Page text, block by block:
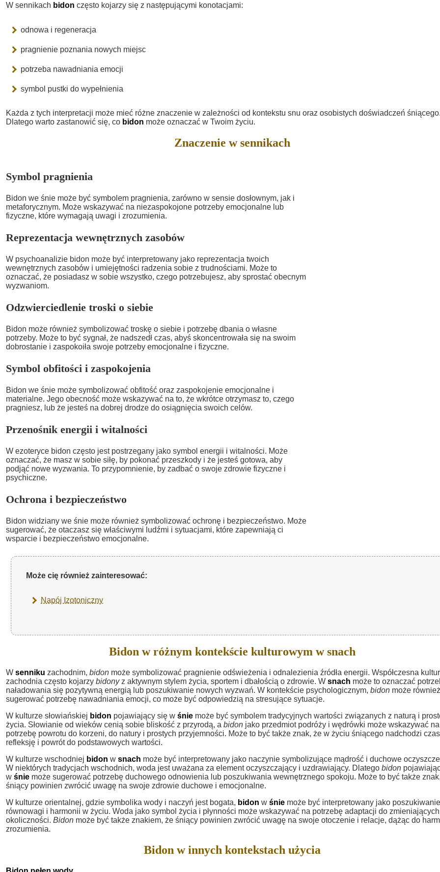
W sennikach bidon często kojarzy się z następującymi konotacjami:
odnowa i regeneracja
pragnienie poznania nowych miejsc
potrzeba nawadniania emocji
symbol pustki do wypełnienia
Każda z tych interpretacji może mieć różne znaczenie w zależności od kontekstu snu oraz osobistych doświadczeń
Dlatego warto zastanowić się, co bidon może oznaczać w Twoim życiu.
Znaczenie w sennikach
Symbol pragnienia
Bidon we śnie może być symbolem pragnienia, zarówno w sensie dosłownym, jak i
metaforycznym. Może wskazywać na niezaspokojone potrzeby emocjonalne lub
fizyczne, które wymagają uwagi i zrozumienia.
Reprezentacja wewnętrznych zasobów
W psychoanalizie bidon może być interpretowany jako reprezentacja twoich
wewnętrznych zasobów i umiejętności radzenia sobie z trudnościami. Może to
oznaczać, że posiadasz w sobie wszystko, czego potrzebujesz, aby sprostać obecnym
wyzwaniom.
Odzwierciedlenie troski o siebie
Bidon może również symbolizować troskę o siebie i potrzebę dbania o własne
potrzeby. Może to być sygnał, że nadszedł czas, abyś skoncentrowała się na swoim
dobrostanie i zaspokoiła swoje potrzeby emocjonalne i fizyczne.
Symbol obfitości i zaspokojenia
Bidon we śnie może symbolizować obfitość oraz zaspokojenie emocjonalne i
materialne. Jego obecność może wskazywać na to, że wkrótce otrzymasz to, czego
pragniesz, lub że jesteś na dobrej drodze do osiągnięcia swoich celów.
Przenośnik energii i witalności
W ezoteryce bidon często jest postrzegany jako symbol energii i witalności. Może
oznaczać, że masz w sobie siłę, by pokonać przeszkody i że jesteś gotowa, aby
podjąć nowe wyzwania. To przypomnienie, by zadbać o swoje zdrowie fizyczne i
psychiczne.
Ochrona i bezpieczeństwo
Bidon widziany we śnie może również symbolizować ochronę i bezpieczeństwo. Może
sugerować, że otaczasz się właściwymi ludźmi i sytuacjami, które zapewniają ci
wsparcie i bezpieczeństwo emocjonalne.
Może cię również zainteresować:
Napój Izotoniczny
Bidon w różnym kontekście kulturowym w snach
W senniku zachodnim, bidon może symbolizować pragnienie odświeżenia i odnalezienia źródła energii. Współczesna
zachodnia często kojarzy bidonyz aktywnym stylem życia, sportem i dbałością o zdrowie. W snach może to oznaczać
naładowania się pozytywną energią lub poszukiwanie nowych wyzwań. W kontekście psychologicznym, bidon może również
sugerować potrzebę nawadniania emocji, co może być odpowiedzią na stresujące sytuacje.
W kulturze słowiańskiej bidon pojawiający się w śnie może być symbolem tradycyjnych wartości związanych z naturą i
życia. Słowianie od wieków cenią sobie bliskość z przyrodą, a bidon jako przedmiot podróży i wędrówki może wskazywać na
potrzebę powrotu do korzeni, do natury i prostych przyjemności. Może to być także znak, że w życiu śniącego nadchodzi
refleksję i powrót do podstawowych wartości.
W kulturze wschodniej bidon w snach może być interpretowany jako naczynie symbolizujące mądrość i duchowe
W niektórych tradycjach wschodnich, woda jest uważana za element oczyszczający i uzdrawiający. Dlatego bidon
w śnie może sugerować potrzebę duchowego odnowienia lub poszukiwania wewnętrznego spokoju. Może to być także
śniący powinien zwrócić uwagę na swoje zdrowie duchowe i emocjonalne.
W kulturze orientalnej, gdzie symbolika wody i naczyń jest bogata, bidon w śnie może być interpretowany jako poszukiwanie
równowagi i harmonii w życiu. Woda jako symbol życia i płynności może wskazywać na potrzebę adaptacji do
okoliczności. Bidon może być także znakiem, że śniący powinien zwrócić uwagę na swoje otoczenie i relacje, dążąc do
zrozumienia.
Bidon w innych kontekstach użycia